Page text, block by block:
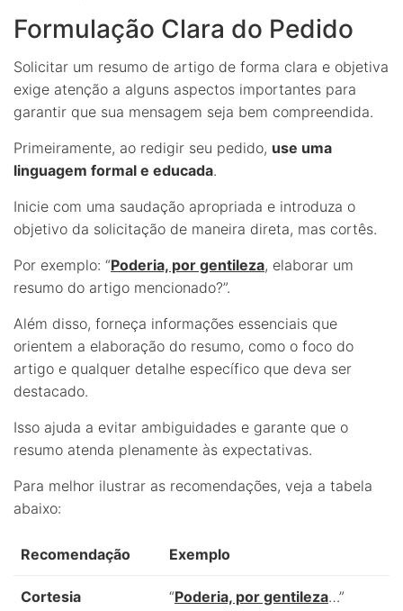
Formulação Clara do Pedido
Solicitar um resumo de artigo de forma clara e objetiva
exige atenção a alguns aspectos importantes para
garantir que sua mensagem seja bem compreendida.
Primeiramente, ao redigir seu pedido, use uma
linguagem formal e educada.
Inicie com uma saudação apropriada e introduza o
objetivo da solicitação de maneira direta, mas cortês.
Por exemplo: “Poderia, por gentileza, elaborar um
resumo do artigo mencionado?”.
Além disso, forneça informações essenciais que
orientem a elaboração do resumo, como o foco do
artigo e qualquer detalhe específico que deva ser
destacado.
Isso ajuda a evitar ambiguidades e garante que o
resumo atenda plenamente às expectativas.
Para melhor ilustrar as recomendações, veja a tabela
abaixo:
Recomendação Exemplo
Cortesia “Poderia, por gentileza…”